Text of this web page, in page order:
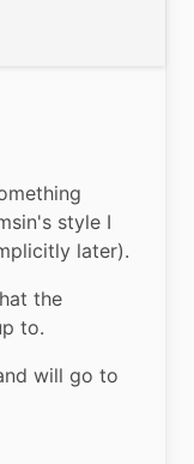
style I
later).
the
to.
will go to